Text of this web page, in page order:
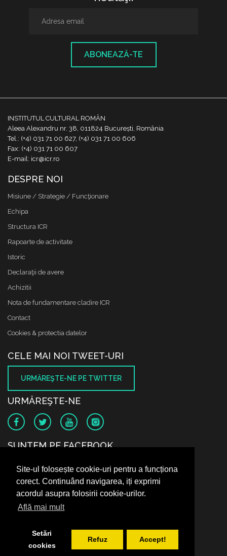
Site-ul folosește cookie-uri pentru a funcționa
corect. Continuând navigarea, iți exprimi
acordul asupra folosirii cookie-urilor.
Află mai mult
Setări
cookies
Refuz Accept!
ABONEAZĂ-TE
INSTITUTUL CULTURAL ROMÂN
Aleea Alexandru nr. 38, 011824 București, România
Tel.: (+4) 031 71 00 627, (+4) 031 71 00 606
Fax: (+4) 031 71 00 607
E-mail: icr@icr.ro
DESPRE NOI
Misiune / Strategie / Funcţionare
Echipa
Structura ICR
Rapoarte de activitate
Istoric
Declaraţii de avere
Achizitii
Nota de fundamentare cladire ICR
Contact
Cookies & protectia datelor
CELE MAI NOI TWEET-URI
URMĂREŞTE-NE PE TWITTER
URMĂREŞTE-NE
SUNTEM PE FACEBOOK